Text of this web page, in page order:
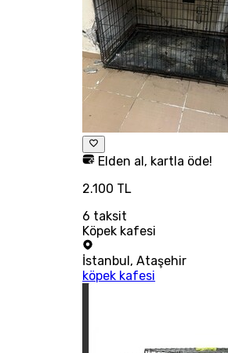
Elden al, kartla öde!
2.100 TL
6 taksit
Köpek kafesi
İstanbul ,Ataşehir
köpek kafesi